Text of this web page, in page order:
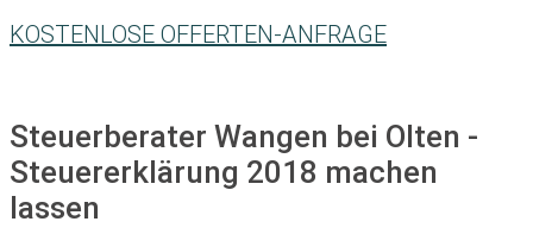
KOSTENLOSE OFFERTEN-ANFRAGE
Steuerberater Wangen bei Olten -
Steuererklärung 2018 machen
lassen